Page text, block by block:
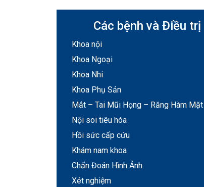
Các bệnh và Điều trị
Khoa nội
Khoa Ngoại
Khoa Nhi
Khoa Phụ Sản
Mắt – Tai Mũi Họng – Răng Hàm Mặt
Nội soi tiêu hóa
Hồi sức cấp cứu
Khám nam khoa
Chẩn Đoán Hình Ảnh
Xét nghiệm